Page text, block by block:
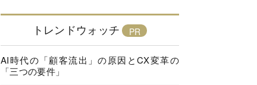
トレンドウォッチ
AI時代の「顧客流出」の原因とCX変革の
「三つの要件」